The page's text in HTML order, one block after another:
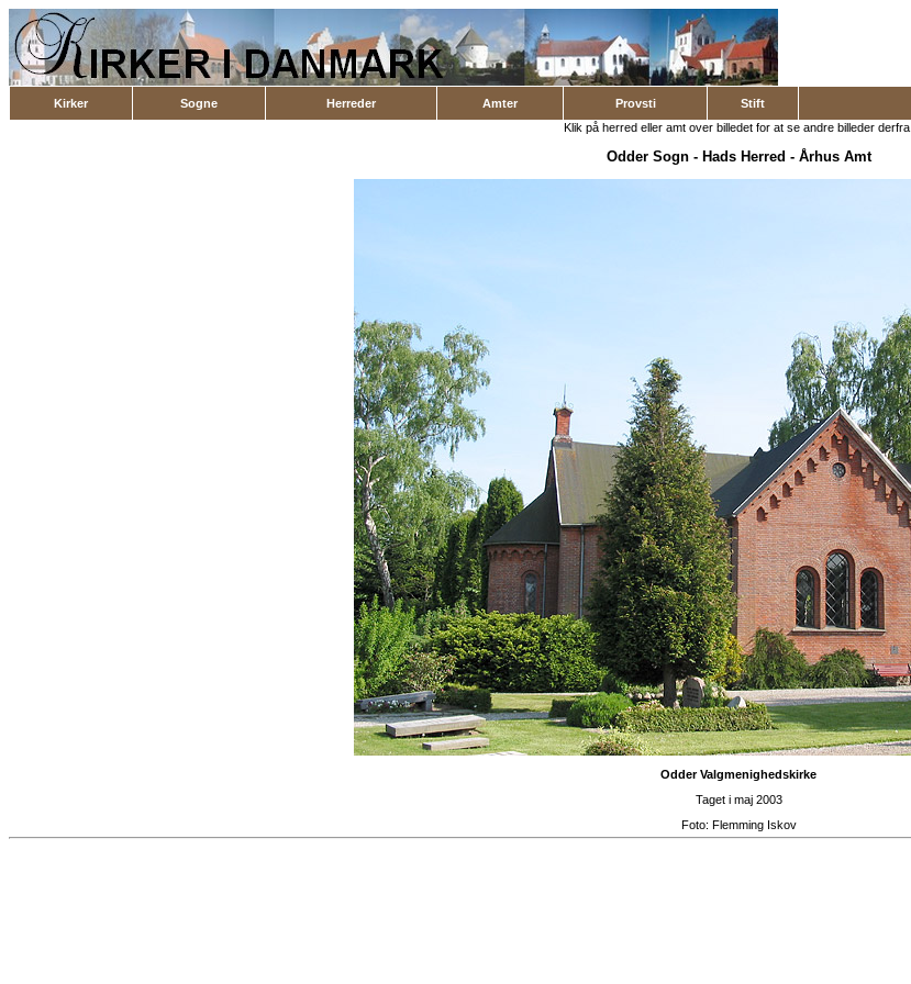
Kirker Sogne Herreder Amter Provsti Stift
Klik på herred eller amt over billedet for at se andre billeder derfra.
Odder Sogn- Hads Herred - Århus Amt
Odder Valgmenighedskirke
Taget i maj 2003
Foto: Flemming Iskov